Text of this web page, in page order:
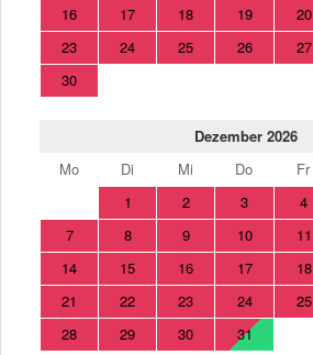
16
17 18 19 20
23
24 25 26 27
30
Dezember 2026
Mo
Di Mi Do Fr
1
2 3 4
7
8 9 10 11
14
15 16 17 18
21
22 23 24 25
28
29 30 31